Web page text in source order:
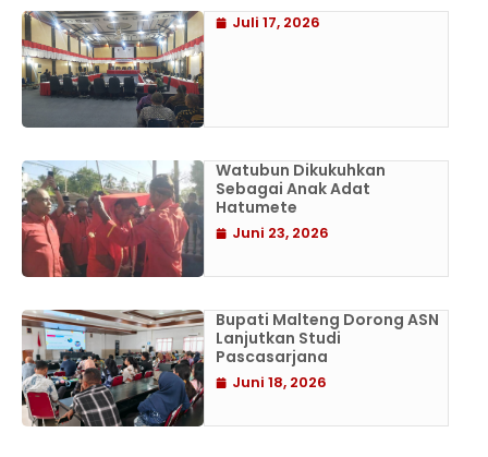
Juli 17, 2026
Watubun Dikukuhkan
Sebagai Anak Adat
Hatumete
Juni 23, 2026
Bupati Malteng Dorong ASN
Lanjutkan Studi
Pascasarjana
Juni 18, 2026